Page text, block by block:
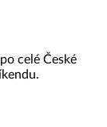
celé České